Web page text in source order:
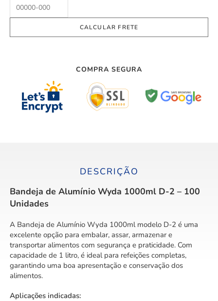
COMPRA SEGURA
DESCRIÇÃO
Bandeja de Alumínio Wyda 1000ml D-2 – 100
Unidades
A Bandeja de Alumínio Wyda 1000ml modelo D-2 é uma
excelente opção para embalar, assar, armazenar e
transportar alimentos com segurança e praticidade. Com
capacidade de 1 litro, é ideal para refeições completas,
garantindo uma boa apresentação e conservação dos
alimentos.
Aplicações indicadas: